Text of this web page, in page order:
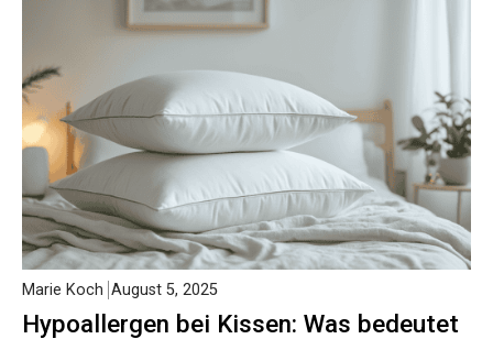
Hypoallergen bei Kissen: Was bedeutet
Marie Koch August 5, 2025